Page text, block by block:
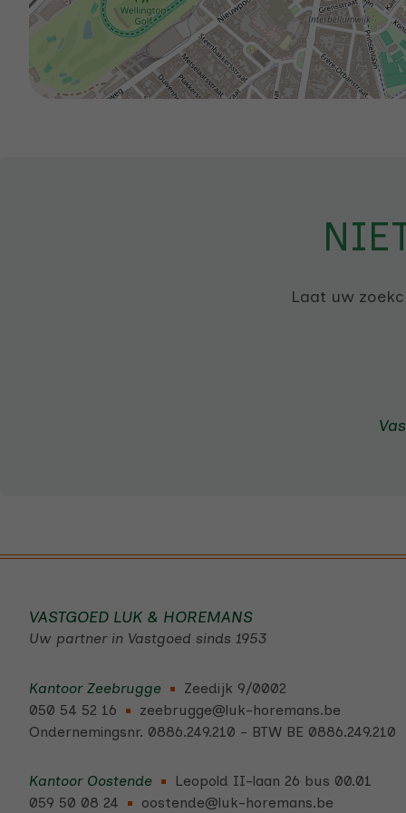
Laat uw
VASTGOED LUK & HOREMANS
Uw partner in Vastgoed sinds 1953
Kantoor Zeebrugge
Zeedijk 9/0002
050 54 52 16
zeebrugge@luk-horemans.be
Ondernemingsnr. 0886.249.210 - BTW BE 0886.249.210
Kantoor Oostende
Leopold II-laan 26 bus 00.01
059 50 08 24
oostende@luk-horemans.be